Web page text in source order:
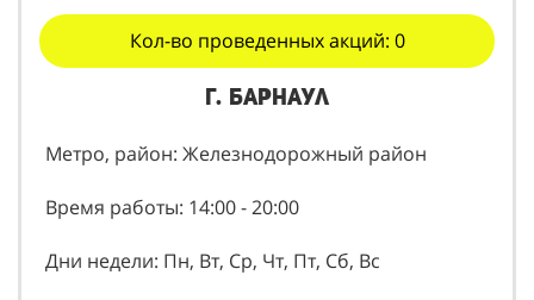
Кол-во проведенных акций: 0
г. Барнаул
Метро, район: Железнодорожный район
Время работы: 14:00 - 20:00
Дни недели: Пн, Вт, Ср, Чт, Пт, Сб, Вс